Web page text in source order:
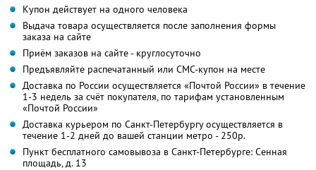
Купон действует на одного человека
Выдача товара осуществляется после заполнения формы
заказа на сайте
Приём заказов на сайте - круглосуточно
Предъявляйте распечатанный или СМС-купон на месте
Доставка по России осуществляется «Почтой России» в течение
1-3 недель за счёт покупателя, по тарифам установленным
«Почтой России»
Доставка курьером по Санкт-Петербургу осуществляется в
течение 1-2 дней до вашей станции метро - 250р.
Пункт бесплатного самовывоза в Санкт-Петербурге: Сенная
площадь, д. 13